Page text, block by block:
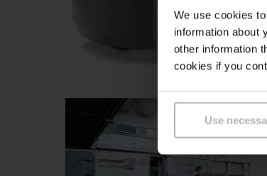
We use cookies
information about
other information
cookies if you
Use